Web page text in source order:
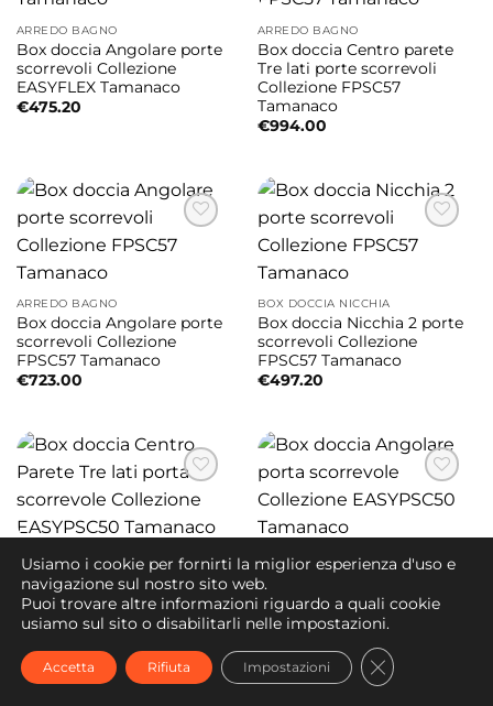
ARREDO BAGNO
Box doccia Angolare porte
scorrevoli Collezione
EASYFLEX Tamanaco
€475.20
ARREDO BAGNO
Box doccia Centro parete
Tre lati porte scorrevoli
Collezione FPSC57
Tamanaco
€994.00
ARREDO BAGNO
Box doccia Angolare porte
scorrevoli Collezione
FPSC57 Tamanaco
€723.00
BOX DOCCIA NICCHIA
Box doccia Nicchia 2 porte
scorrevoli Collezione
FPSC57 Tamanaco
€497.20
ARREDO BAGNO
Box doccia Centro Parete
Tre lati porta scorrevole
Collezione EASYPSC50
Tamanaco
€901.00
ARREDO BAGNO
Box doccia Angolare porta
scorrevole Collezione
EASYPSC50 Tamanaco
€631.00
Usiamo i cookie per fornirti la miglior esperienza d'uso e
navigazione sul nostro sito web.
Puoi trovare altre informazioni riguardo a quali cookie
usiamo sul sito o disabilitarli nelle impostazioni.
Accetta Rifiuta Impostazioni CLOSE